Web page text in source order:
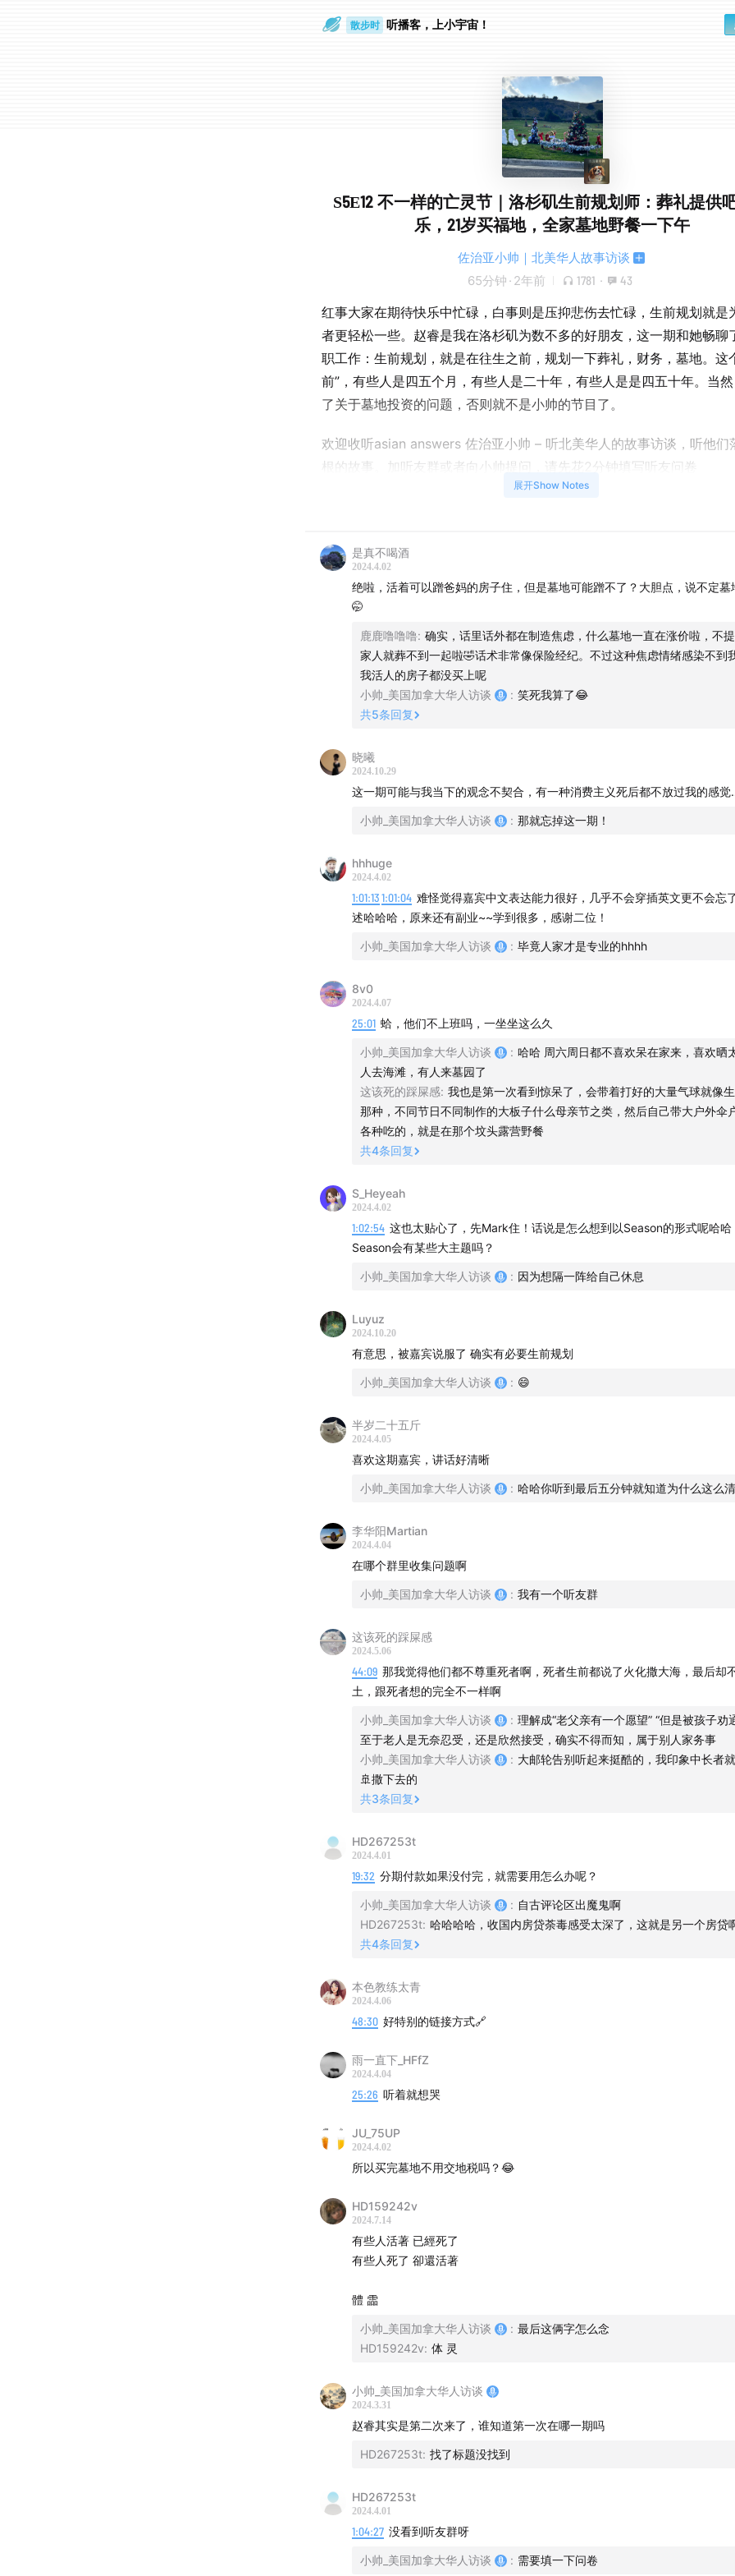
散步时 听播客，上小宇宙！
S5E12 不一样的亡灵节｜洛杉矶生前规划师：葬礼提供
乐，21岁买福地，全家墓地野餐一下午
佐治亚小帅｜北美华人故事访谈
65分钟 · 2年前 1781 · 43
红事大家在期待快乐中忙碌，白事则是压抑悲伤去忙碌，生前规划就是
者更轻松一些。赵睿是我在洛杉矶为数不多的好朋友，这一期和她畅聊
职工作：生前规划，就是在往生之前，规划一下葬礼，财务，墓地。这
前”，有些人是四五个月，有些人是二十年，有些人是是四五十年。当
了关于墓地投资的问题，否则就不是小帅的节目了。
欢迎收听asian answers 佐治亚小帅 – 听北美华人的故事访谈，听他们
根的故事。加听友群或者向小帅提问，请先花2分钟填写听友问卷
赵睿 Rachel，洛杉矶生前规划咨询师 Pre-planning Counselor
红书叫做“Rachel 洛杉矶玫瑰岗”
主要内容
Ebay可以卖福地
夫妻情深：真的就雷打不动每个周六都来，连续六年
五十多岁，兴冲冲选棺材颜色和材质：我想象自己躺在那一款棺的样子，
exciting
什么人选择大石头封住山洞口
21岁，给自己买福地
地下邻居很重要
住在一起，一家人就是要齐齐整整
给娃先买了再说，尽管她才十四岁
生前规划，规划哪些东西
四十岁给自己安排好了后事，活到了九十多岁
红事是大家在期待快乐中忙碌，白事是压抑悲伤去忙碌
他们真的每隔三五天就来看家属
葬礼导演，真的很忙
棺椁，有棺还有椁
坟头开party的墨西哥裔
美国超低火葬率
在美国，这个群体绝不火化，坚持完整下葬
欢迎加入小帅宇宙
欢迎订阅收听：Apple Podcast｜Spotify｜Pocket Cast ｜Amazon
小宇宙｜喜马拉雅｜网易云｜QQ音乐
小红书/推特: xiaoshuaifm
Email：xiaoshuaifm@gmail.com。欢迎听友来信，欢迎有故事的同学
目！
Music: Auld Lang Syne是我最喜欢的旋律之一，thanks to ALEX ANT,
Picture：感谢嘉宾
对了对了，请在Apple Podcast上给小帅一个好评。你的鼓励可以帮助
到我，更可以激励我继续制作下去。 East or west, Xiaoshuai is the
数据服务支持。
展开Show Notes
是真不喝酒
2024.4.02
绝啦，活着可以蹭爸妈的房子住，但是墓地可能蹭不了？大胆点，说不定墓
🤭
鹿鹿噜噜噜: 确实，话里话外都在制造焦虑，什么墓地一直在涨价啦，不
家人就葬不到一起啦🤣话术非常像保险经纪。不过这种焦虑情绪感染不到
我活人的房子都没买上呢
小帅_美国加拿大华人访谈
: 笑死我算了😂
共5条回复
晓曦
2024.10.29
这一期可能与我当下的观念不契合，有一种消费主义死后都不放过我的感
小帅_美国加拿大华人访谈 : 那就忘掉这一期！
hhhuge
2024.4.02
1:01:131:01:04 难怪觉得嘉宾中文表达能力很好，几乎不会穿插英文更不会忘
述哈哈哈，原来还有副业~~学到很多，感谢二位！
小帅_美国加拿大华人访谈 : 毕竟人家才是专业的hhhh
8v0
2024.4.07
25:01 蛤，他们不上班吗，一坐坐这么久
小帅_美国加拿大华人访谈 : 哈哈 周六周日都不喜欢呆在家来，喜欢晒
人去海滩，有人来墓园了
这该死的踩屎感: 我也是第一次看到惊呆了，会带着打好的大量气球就像
那种，不同节日不同制作的大板子什么母亲节之类，然后自己带大户外伞
各种吃的，就是在那个坟头露营野餐
共4条回复
S_Heyeah
2024.4.02
1:02:54 这也太贴心了，先Mark住！话说是怎么想到以Season的形式呢哈哈
Season会有某些大主题吗？
小帅_美国加拿大华人访谈 : 因为想隔一阵给自己休息
Luyuz
2024.10.20
有意思，被嘉宾说服了 确实有必要生前规划
小帅_美国加拿大华人访谈 : 😄
半岁二十五斤
2024.4.05
喜欢这期嘉宾，讲话好清晰
小帅_美国加拿大华人访谈 : 哈哈你听到最后五分钟就知道为什么这么
李华阳Martian
2024.4.04
在哪个群里收集问题啊
小帅_美国加拿大华人访谈 : 我有一个听友群
这该死的踩屎感
2024.5.06
44:09 那我觉得他们都不尊重死者啊，死者生前都说了火化撒大海，最后却
土，跟死者想的完全不一样啊
小帅_美国加拿大华人访谈 : 理解成“老父亲有一个愿望” “但是被孩子劝
至于老人是无奈忍受，还是欣然接受，确实不得而知，属于别人家务事
小帅_美国加拿大华人访谈
: 大邮轮告别听起来挺酷的，我印象中长者
🚢撒下去的
共3条回复
HD267253t
2024.4.01
19:32 分期付款如果没付完，就需要用怎么办呢？
小帅_美国加拿大华人访谈 : 自古评论区出魔鬼啊
HD267253t: 哈哈哈哈，收国内房贷荼毒感受太深了，这就是另一个房贷
共4条回复
本色教练太青
2024.4.06
48:30 好特别的链接方式🔗
雨一直下_HFfZ
2024.4.04
25:26 听着就想哭
JU_75UP
2024.4.02
所以买完墓地不用交地税吗？😂
HD159242v
2024.7.14
有些人活著 已經死了
有些人死了 卻還活著
體 霝
小帅_美国加拿大华人访谈 : 最后这俩字怎么念
HD159242v: 体 灵
小帅_美国加拿大华人访谈
2024.3.31
赵睿其实是第二次来了，谁知道第一次在哪一期吗
HD267253t: 找了标题没找到
HD267253t
2024.4.01
1:04:27 没看到听友群呀
小帅_美国加拿大华人访谈 : 需要填一下问卷